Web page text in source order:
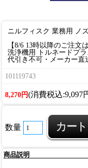
ニルフィスク 業務用 ノ
【8/6 13時以降のご注文
洗浄機用 トルネードプ
代引き不可・メーカー
101119743
8,270円(消費税込:9,097
数量
商品説明